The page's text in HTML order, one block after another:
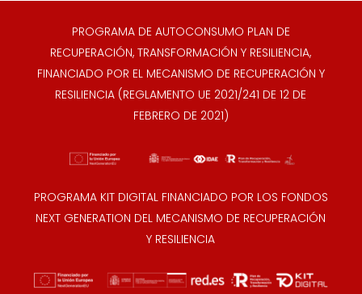
PROGRAMA DE AUTOCONSUMO PLAN DE
RECUPERACIÓN, TRANSFORMACIÓN Y RESILIENCIA,
FINANCIADO POR EL MECANISMO DE RECUPERACIÓN Y
RESILIENCIA (REGLAMENTO UE 2021/241 DE 12 DE
FEBRERO DE 2021)
PROGRAMA KIT DIGITAL FINANCIADO POR LOS FONDOS
NEXT GENERATION DEL MECANISMO DE RECUPERACIÓN
Y RESILIENCIA